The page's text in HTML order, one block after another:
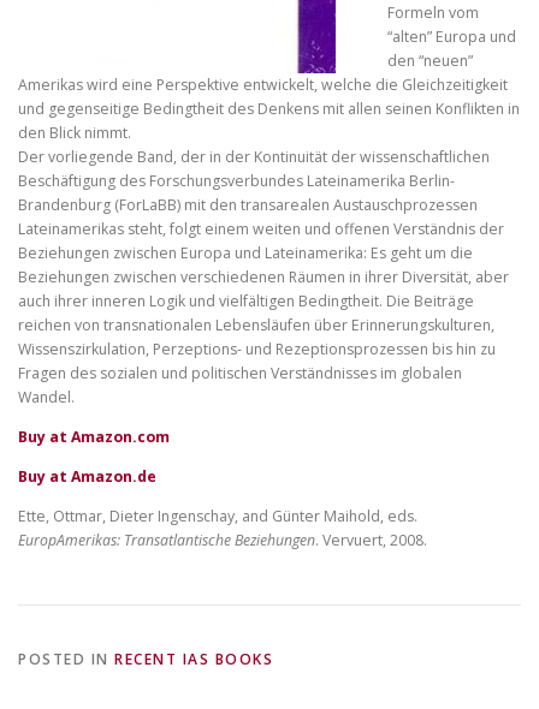
Formeln vom
“alten” Europa und
den “neuen”
Amerikas wird eine Perspektive entwickelt, welche die Gleichzeitigkeit
und gegenseitige Bedingtheit des Denkens mit allen seinen Konflikten in
den Blick nimmt.
Der vorliegende Band, der in der Kontinuität der wissenschaftlichen
Beschäftigung des Forschungsverbundes Lateinamerika Berlin-
Brandenburg (ForLaBB) mit den transarealen Austauschprozessen
Lateinamerikas steht, folgt einem weiten und offenen Verständnis der
Beziehungen zwischen Europa und Lateinamerika: Es geht um die
Beziehungen zwischen verschiedenen Räumen in ihrer Diversität, aber
auch ihrer inneren Logik und vielfältigen Bedingtheit. Die Beiträge
reichen von transnationalen Lebensläufen über Erinnerungskulturen,
Wissenszirkulation, Perzeptions- und Rezeptionsprozessen bis hin zu
Fragen des sozialen und politischen Verständnisses im globalen
Wandel.
Buy at Amazon.com
Buy at Amazon.de
Ette, Ottmar, Dieter Ingenschay, and Günter Maihold, eds.
EuropAmerikas: Transatlantische Beziehungen. Vervuert, 2008.
POSTED IN RECENT IAS BOOKS